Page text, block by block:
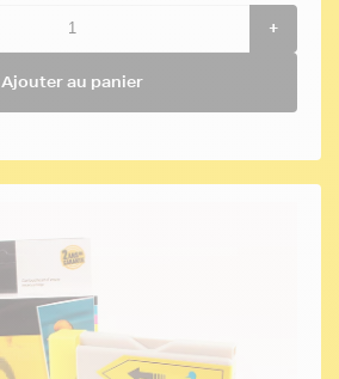
+
Ajouter au panier